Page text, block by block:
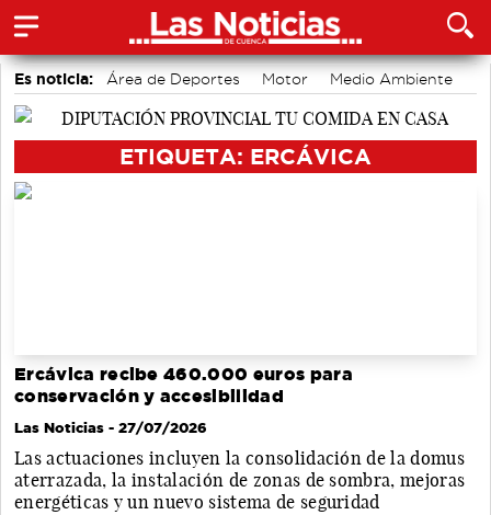
Es noticia: Área de Deportes Motor
Medio Ambiente
Bádminton
Fútbol
ETIQUETA: ERCÁVICA
Ercávica recibe 460.000 euros para
conservación y accesibilidad
Las Noticias - 27/07/2026
Las actuaciones incluyen la consolidación de la domus
aterrazada, la instalación de zonas de sombra, mejoras
energéticas y un nuevo sistema de seguridad